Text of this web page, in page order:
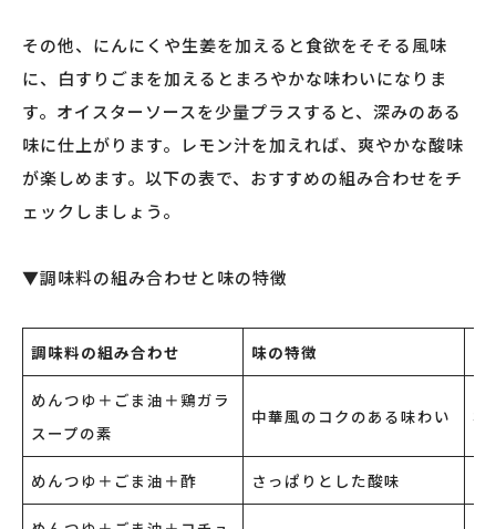
その他、にんにくや生姜を加えると食欲をそそる風味
に、白すりごまを加えるとまろやかな味わいになりま
す。オイスターソースを少量プラスすると、深みのある
味に仕上がります。レモン汁を加えれば、爽やかな酸味
が楽しめます。以下の表で、おすすめの組み合わせをチ
ェックしましょう。
▼調味料の組み合わせと味の特徴
調味料の組み合わせ 味の特徴
めんつゆ＋ごま油＋鶏ガラ
スープの素
中華風のコクのある味わい ね
めんつゆ＋ごま油＋酢 さっぱりとした酸味